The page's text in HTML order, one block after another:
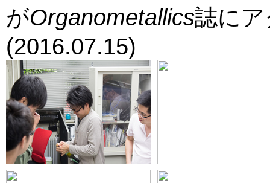
がOrganometallics誌に
(2016.07.15)